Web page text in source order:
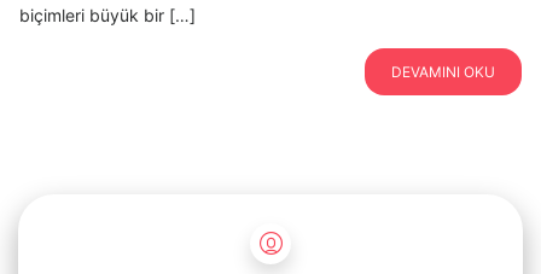
biçimleri büyük bir […]
DEVAMINI OKU